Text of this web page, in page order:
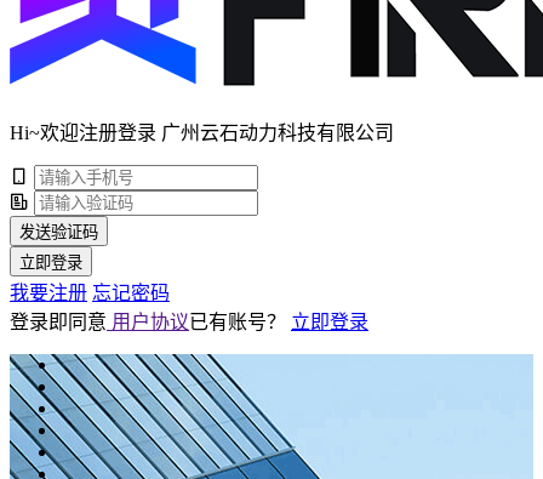
Hi~欢迎注册登录 广州云石动力科技有限公司
发送验证码
立即登录
我要注册 忘记密码
登录即同意 用户协议已有账号？ 立即登录